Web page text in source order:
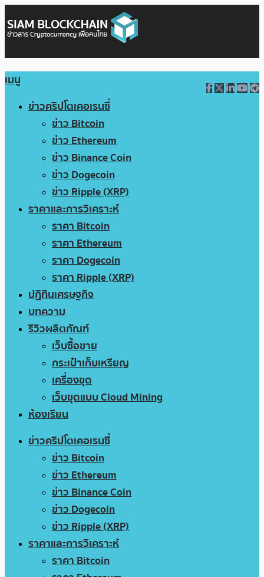
เมนู
ข่าวคริปโตเคอเรนซี่
ข่าว Bitcoin
ข่าว Ethereum
ข่าว Binance Coin
ข่าว Dogecoin
ข่าว Ripple (XRP)
ราคาและการวิเคราะห์
ราคา Bitcoin
ราคา Ethereum
ราคา Dogecoin
ราคา Ripple (XRP)
ปฏิทินเศรษฐกิจ
บทความ
รีวิวผลิตภัณฑ์
เว็บซื้อขาย
กระเป๋าเก็บเหรียญ
เครื่องขุด
เว็บขุดแบบ Cloud Mining
ห้องเรียน
ข่าวคริปโตเคอเรนซี่
ข่าว Bitcoin
ข่าว Ethereum
ข่าว Binance Coin
ข่าว Dogecoin
ข่าว Ripple (XRP)
ราคาและการวิเคราะห์
ราคา Bitcoin